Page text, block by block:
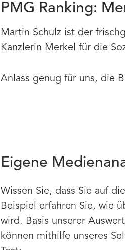
PMG Ranking:
Martin Schulz ist der
Kanzlerin Merkel für die
Anlass genug für uns, die
Eigene
Wissen Sie, dass Sie auf
Beispiel erfahren Sie, wie
wird. Basis unserer
können mithilfe unseres